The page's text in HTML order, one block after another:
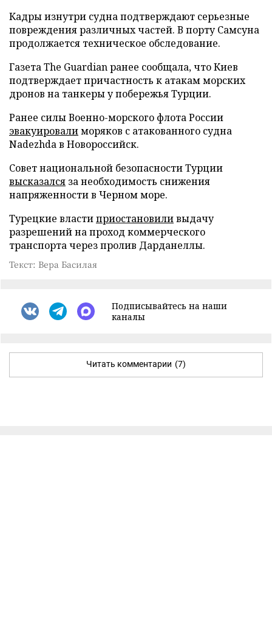
Кадры изнутри судна подтверждают серьезные
повреждения различных частей. В порту Самсуна
продолжается техническое обследование.
Газета The Guardian ранее сообщала, что Киев
подтверждает причастность к атакам морских
дронов на танкеры у побережья Турции.
Ранее силы Военно-морского флота России
эвакуировалиморяков с атакованного судна
Nadezhda в Новороссийск.
Совет национальной безопасности Турции
высказался за необходимость снижения
напряженности в Черном море.
Турецкие властиприостановиливыдачу
разрешений на проход коммерческого
транспорта через пролив Дарданеллы.
Текст: Вера Басилая
Подписывайтесь на наши
каналы
Читать комментарии (7)